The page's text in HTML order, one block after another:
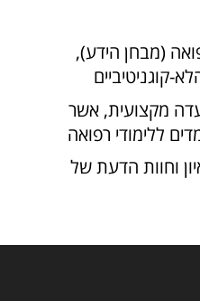
(מבחן הידע),
קוגניטיביים
ועדה מקצועית, אשר
ללימודי רפואה
וחוות הדעת של